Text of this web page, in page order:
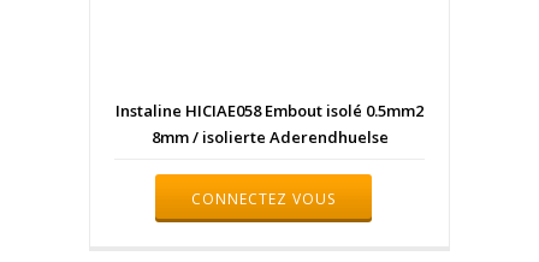
Instaline HICIAE058 Embout isolé 0.5mm2
8mm / isolierte Aderendhuelse
CONNECTEZ VOUS